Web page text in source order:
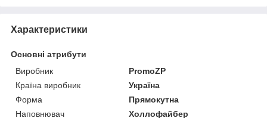
Характеристики
Основні атрибути
Виробник
PromoZP
Країна виробник
Україна
Форма
Прямокутна
Наповнювач
Холлофайбер